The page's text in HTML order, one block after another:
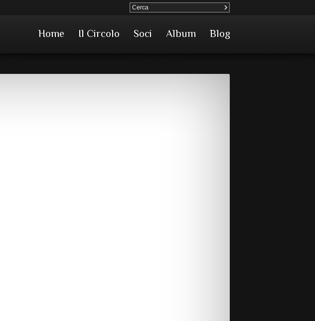
Home Il Circolo Soci Album Blog